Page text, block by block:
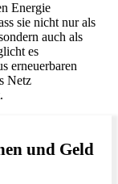
Energie
sie nicht nur als
auch als
es
erneuerbaren
Netz
und Geld